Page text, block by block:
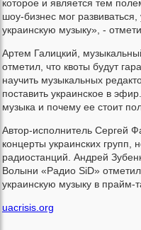
которое и является тем
шоу-бизнес мог
украинскую музыку», -
Артем Галицкий,
отметил, что квоты будут
научить музыкальных
поставить украинское в
музыка и почему ее стоит
Автор-исполнитель Сергей
концерты украинских групп,
радиостанций. Андрей
Волыни «Радио SiD»
украинскую музыку в прайм-
uacrisis.org